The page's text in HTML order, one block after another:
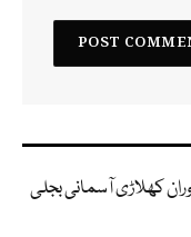
کھلاڑی آسمانی بجلی